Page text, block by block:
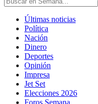
Últimas noticias
Política
Nación
Dinero
Deportes
Opinión
Impresa
Jet Set
Elecciones 2026
Foros Semana